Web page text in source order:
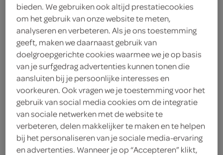
100 gram mascarpone
350 gram groene asperges
1 middelgrote rode ui
3 eetlepels olijfolie
2 eetlepels olijfolie
bloem
500 gram bloem
bieden. We gebruiken ook altijd prestatiecookies
om het gebruik van onze website te meten,
analyseren en verbeteren. Als je ons toestemming
geeft, maken we daarnaast gebruik van
doelgroepgerichte cookies waarmee we je op basis
van je surfgedrag advertenties kunnen tonen die
aansluiten bij je persoonlijke interesses en
voorkeuren. Ook vragen we je toestemming voor het
gebruik van social media cookies om de integratie
van sociale netwerken met de website te
verbeteren, delen makkelijker te maken en te helpen
bij het personaliseren van je sociale media-ervaring
en advertenties. Wanneer je op “Accepteren” klikt,